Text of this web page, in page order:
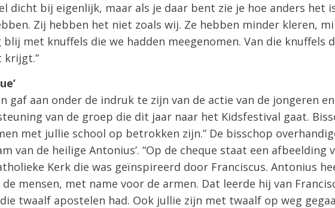
dicht bij eigenlijk, maar als je daar bent zie je hoe anders het
Zij hebben het niet zoals wij. Ze hebben minder kleren,
blij met knuffels die we hadden meegenomen. Van die knuffels
krijgt.”
gaf aan onder de indruk te zijn van de actie van de jongeren
van de groep die dit jaar naar het Kidsfestival gaat.
met jullie school op betrokken zijn.” De bisschop
van de heilige Antonius’. “Op de cheque staat een afbeelding
Kerk die was geïnspireerd door Franciscus. Antonius
mensen, met name voor de armen. Dat leerde hij van
die twaalf apostelen had. Ook jullie zijn met twaalf op weg